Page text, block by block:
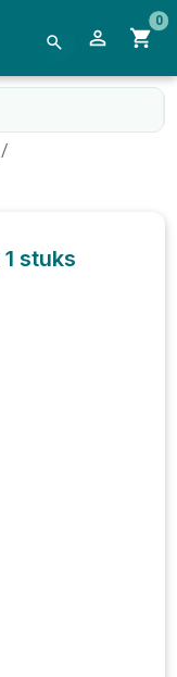
0
/
1 stuks